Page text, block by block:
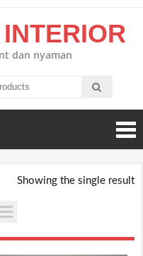
dan nyaman
Showing the single result